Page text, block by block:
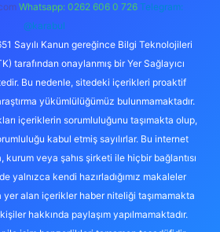
Whatsapp: 0262 606 0 726 Telegram:
@karabul
Sayılı Kanun gereğince Bilgi Teknolojileri
tarafından onaylanmış bir Yer Sağlayıcı
Bu nedenle, sitedeki içerikleri proaktif
yükümlülüğümüz bulunmamaktadır.
içeriklerin sorumluluğunu taşımakta olup,
kabul etmiş sayılırlar. Bu internet
veya şahıs şirketi ile hiçbir bağlantısı
yalnızca kendi hazırladığımız makaleler
yer alan içerikler haber niteliği taşımamakta
hakkında paylaşım yapılmamaktadır.